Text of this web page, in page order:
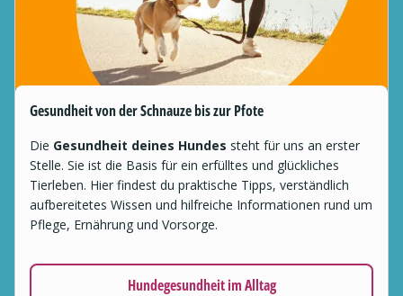
Gesundheit von der Schnauze bis zur Pfote
Die Gesundheit deines Hundes steht für uns an erster
Stelle. Sie ist die Basis für ein erfülltes und glückliches
Tierleben. Hier findest du praktische Tipps, verständlich
aufbereitetes Wissen und hilfreiche Informationen rund um
Pflege, Ernährung und Vorsorge.
Hundegesundheit im Alltag